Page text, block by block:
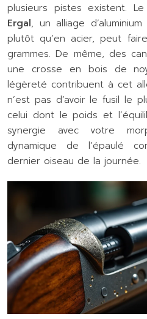
plusieurs pistes existent.
Ergal, un alliage
plutôt qu’en acier, peut
grammes. De même, des
une crosse en bois de
légèreté contribuent à cet
n’est pas d’avoir le fusil le
celui dont le poids et
synergie avec votre
dynamique de l’épaulé
dernier oiseau de la journée.